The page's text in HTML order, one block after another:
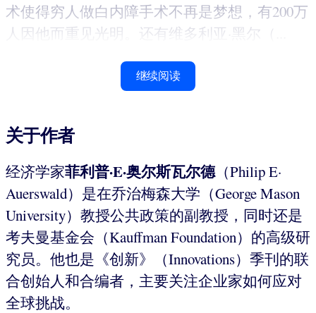
术使得穷人做白内障手术不再是梦想，有200万
人因他而重见光明。还有维多利亚·黑尔（...
继续阅读
关于作者
经济学家菲利普·E·奥尔斯瓦尔德（Philip E·
Auerswald）是在乔治梅森大学（George Mason
University）教授公共政策的副教授，同时还是
考夫曼基金会（Kauffman Foundation）的高级研
究员。他也是《创新》（Innovations）季刊的联
合创始人和合编者，主要关注企业家如何应对
全球挑战。